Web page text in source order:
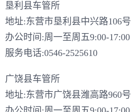
垦利县车管所
地址:东营市垦利县中兴路106号
办公时间:周一至周五9:00-17:00
服务电话:0546-2525610
广饶县车管所
地址:东营市广饶县潍高路960号